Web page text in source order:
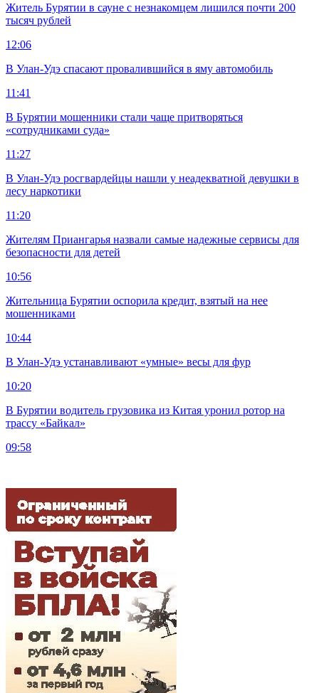
Житель Бурятии в сауне с незнакомцем лишился почти 200
тысяч рублей
12:06
В Улан-Удэ спасают провалившийся в яму автомобиль
11:41
В Бурятии мошенники стали чаще притворяться
«сотрудниками суда»
11:27
В Улан-Удэ росгвардейцы нашли у неадекватной девушки в
лесу наркотики
11:20
Жителям Приангарья назвали самые надежные сервисы для
безопасности для детей
10:56
Жительница Бурятии оспорила кредит, взятый на нее
мошенниками
10:44
В Улан-Удэ устанавливают «умные» весы для фур
10:20
В Бурятии водитель грузовика из Китая уронил ротор на
трассу «Байкал»
09:58